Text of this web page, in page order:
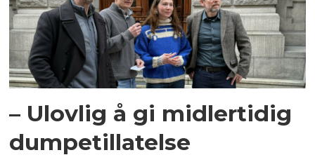
– Ulovlig å gi midlertidig
dumpetillatelse